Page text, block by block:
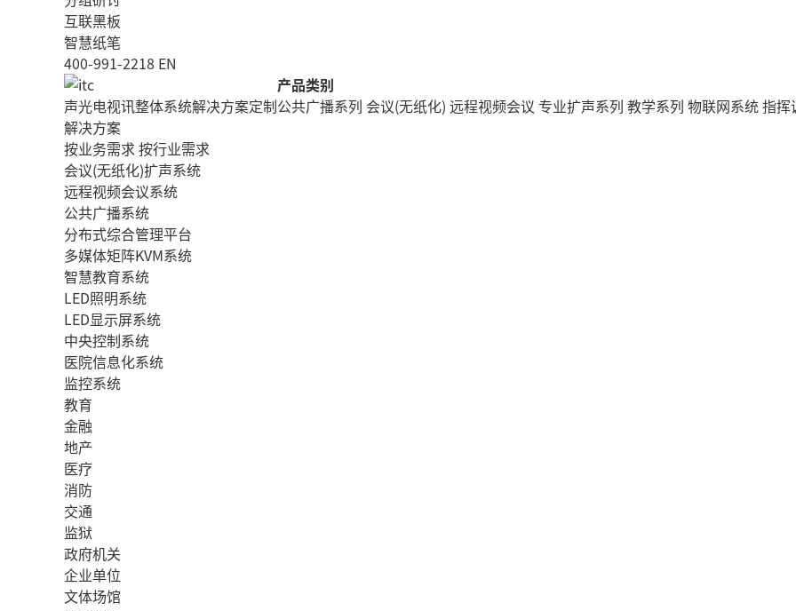
互联黑板
智慧纸笔
400-991-2218 EN
声光电视讯整体系统解决方案定制
解决方案
按业务需求按行业需求
会议(无纸化)扩声系统
远程视频会议系统
公共广播系统
分布式综合管理平台
多媒体矩阵KVM系统
智慧教育系统
LED照明系统
LED显示屏系统
中央控制系统
医院信息化系统
监控系统
教育
金融
地产
医疗
消防
交通
监狱
政府机关
企业单位
文体场馆
产品类别
公共广播系列 会议(无纸化) 远程视频会议 专业扩声系列 教学系列 物联网系统指挥